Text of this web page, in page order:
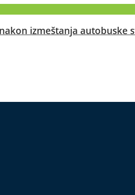
izmeštanja autobuske